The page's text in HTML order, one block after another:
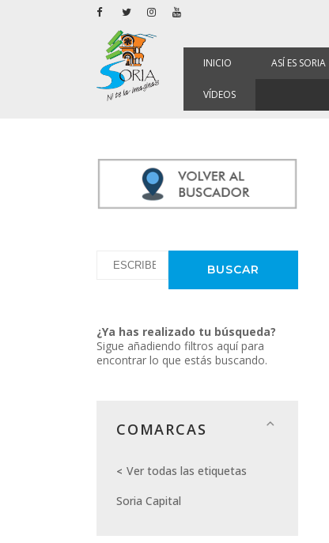
INICIO ASÍ ES SORIA
VÍDEOS
¿Ya has realizado tu búsqueda?
Sigue añadiendo filtros aquí para
encontrar lo que estás buscando.
COMARCAS
Ver todas las etiquetas
Soria Capital